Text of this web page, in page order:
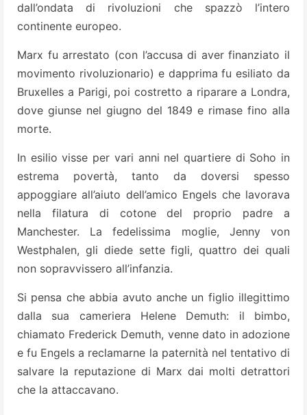
dall’ondata di rivoluzioni che spazzò l’intero
continente europeo.
Marx fu arrestato (con l’accusa di aver finanziato il
movimento rivoluzionario) e dapprima fu esiliato da
Bruxelles a Parigi, poi costretto a riparare a Londra,
dove giunse nel giugno del 1849 e rimase fino alla
morte.
In esilio visse per vari anni nel quartiere di Soho in
estrema povertà, tanto da doversi spesso
appoggiare all’aiuto dell’amico Engels che lavorava
nella filatura di cotone del proprio padre a
Manchester. La fedelissima moglie, Jenny von
Westphalen, gli diede sette figli, quattro dei quali
non sopravvissero all’infanzia.
Si pensa che abbia avuto anche un figlio illegittimo
dalla sua cameriera Helene Demuth: il bimbo,
chiamato Frederick Demuth, venne dato in adozione
e fu Engels a reclamarne la paternità nel tentativo di
salvare la reputazione di Marx dai molti detrattori
che la attaccavano.